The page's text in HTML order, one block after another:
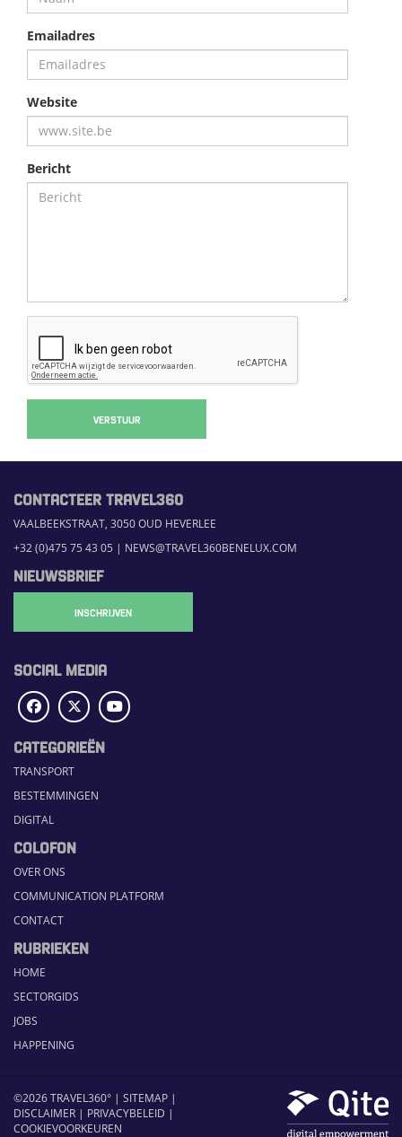
Emailadres
Website
Bericht
VERSTUUR
CONTACTEER TRAVEL360
VAALBEEKSTRAAT, 3050 OUD HEVERLEE
+32 (0)475 75 43 05 | NEWS@TRAVEL360BENELUX.COM
NIEUWSBRIEF
INSCHRIJVEN
SOCIAL MEDIA
CATEGORIEËN
TRANSPORT
BESTEMMINGEN
DIGITAL
COLOFON
OVER ONS
COMMUNICATION PLATFORM
CONTACT
RUBRIEKEN
HOME
SECTORGIDS
JOBS
HAPPENING
©2026 TRAVEL360° | SITEMAP |
DISCLAIMER | PRIVACYBELEID |
COOKIEVOORKEUREN